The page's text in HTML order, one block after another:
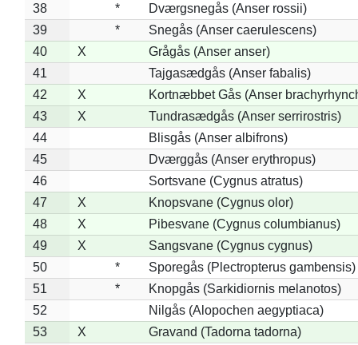
38
*
Dværgsnegås (Anser rossii)
39
*
Snegås (Anser caerulescens)
40
X
Grågås (Anser anser)
41
Tajgasædgås (Anser fabalis)
42
X
Kortnæbbet Gås (Anser
43
X
Tundrasædgås (Anser serrirostris)
44
Blisgås (Anser albifrons)
45
Dværggås (Anser erythropus)
46
Sortsvane (Cygnus atratus)
47
X
Knopsvane (Cygnus olor)
48
X
Pibesvane (Cygnus columbianus)
49
X
Sangsvane (Cygnus cygnus)
50
*
Sporegås (Plectropterus gambensis)
51
*
Knopgås (Sarkidiornis melanotos)
52
Nilgås (Alopochen aegyptiaca)
53
X
Gravand (Tadorna tadorna)